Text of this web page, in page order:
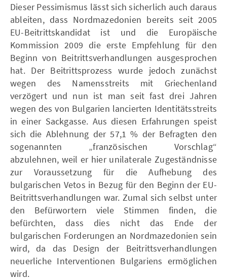
Dieser Pessimismus lässt sich sicherlich auch daraus
ableiten, dass Nordmazedonien bereits seit 2005
EU-Beitrittskandidat ist und die Europäische
Kommission 2009 die erste Empfehlung für den
Beginn von Beitrittsverhandlungen ausgesprochen
hat. Der Beitrittsprozess wurde jedoch zunächst
wegen des Namensstreits mit Griechenland
verzögert und nun ist man seit fast drei Jahren
wegen des von Bulgarien lancierten Identitätsstreits
in einer Sackgasse. Aus diesen Erfahrungen speist
sich die Ablehnung der 57,1 % der Befragten den
sogenannten „französischen Vorschlag“
abzulehnen, weil er hier unilaterale Zugeständnisse
zur Voraussetzung für die Aufhebung des
bulgarischen Vetos in Bezug für den Beginn der EU-
Beitrittsverhandlungen war. Zumal sich selbst unter
den Befürwortern viele Stimmen finden, die
befürchten, dass dies nicht das Ende der
bulgarischen Forderungen an Nordmazedonien sein
wird, da das Design der Beitrittsverhandlungen
neuerliche Interventionen Bulgariens ermöglichen
wird.